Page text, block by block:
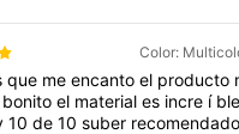
Color:
que me encanto el producto
bonitoel materiales incre í
10de10suber recomendado